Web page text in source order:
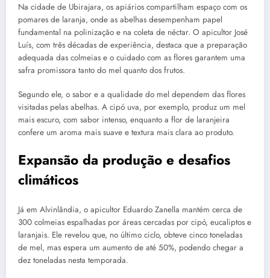
Na cidade de Ubirajara, os apiários compartilham espaço com os
pomares de laranja, onde as abelhas desempenham papel
fundamental na polinização e na coleta de néctar. O apicultor José
Luís, com três décadas de experiência, destaca que a preparação
adequada das colmeias e o cuidado com as flores garantem uma
safra promissora tanto do mel quanto dos frutos.
Segundo ele, o sabor e a qualidade do mel dependem das flores
visitadas pelas abelhas. A cipó uva, por exemplo, produz um mel
mais escuro, com sabor intenso, enquanto a flor de laranjeira
confere um aroma mais suave e textura mais clara ao produto.
Expansão da produção e desafios
climáticos
Já em Alvinlândia, o apicultor Eduardo Zanella mantém cerca de
300 colmeias espalhadas por áreas cercadas por cipó, eucaliptos e
laranjais. Ele revelou que, no último ciclo, obteve cinco toneladas
de mel, mas espera um aumento de até 50%, podendo chegar a
dez toneladas nesta temporada.